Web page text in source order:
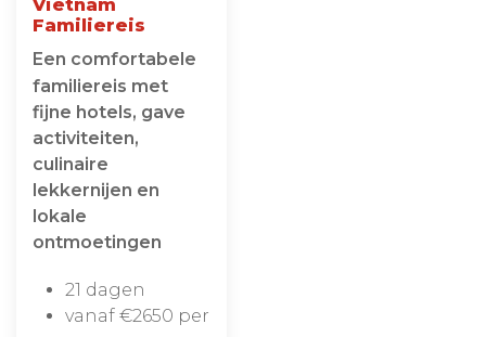
Vietnam
Familiereis
Een comfortabele
familiereis met
fijne hotels, gave
activiteiten,
culinaire
lekkernijen en
lokale
ontmoetingen
21 dagen
vanaf €2650 per